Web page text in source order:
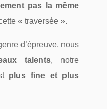
pas la même
« traversée ».
d’épreuve, nous
talents, notre
plus fine et plus